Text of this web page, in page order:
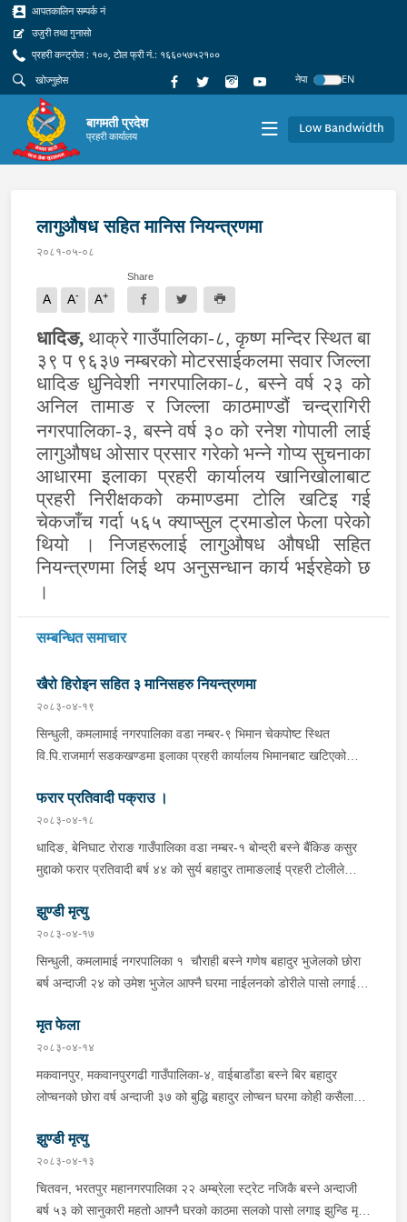
आपतकालिन सम्पर्क नं
उजुरी तथा गुनासो
प्रहरी कन्ट्रोल : १००, टोल फ्री नं.: १६६०५७५२१००
नेपा
EN
बागमती प्रदेश
प्रहरी कार्यालय Low Bandwidth
लागुऔषध सहित मानिस नियन्त्रणमा
२०८१-०५-०८
A A- A+
Share
धादिङ, थाक्रे गाउँपालिका-८, कृष्ण मन्दिर स्थित बा
३९ प ९६३७ नम्बरको मोटरसाईकलमा सवार जिल्ला
धादिङ धुनिवेशी नगरपालिका-८, बस्ने वर्ष २३ को
अनिल तामाङ र जिल्ला काठमाण्डौं चन्द्रागिरी
नगरपालिका-३, बस्ने वर्ष ३० को रनेश गोपाली लाई
लागुऔषध ओसार प्रसार गरेको भन्ने गोप्य सुचनाका
आधारमा इलाका प्रहरी कार्यालय खानिखोलाबाट
प्रहरी निरीक्षकको कमाण्डमा टोलि खटिइ गई
चेकजाँच गर्दा ५६५ क्याप्सुल ट्रमाडोल फेला परेको
थियो । निजहरूलाई लागुऔषध औषधी सहित
नियन्त्रणमा लिई थप अनुसन्धान कार्य भईरहेको छ
।
सम्बन्धित समाचार
खैरो हिरोइन सहित ३ मानिसहरु नियन्त्रणमा
२०८३-०४-१९
सिन्धुली, कमलामाई नगरपालिका वडा नम्बर-९ भिमान चेकपोष्ट स्थित
वि.पि.राजमार्ग सडकखण्डमा इलाका प्रहरी कार्यालय भिमानबाट खटिएको
बर्दिवासको संयुक्त टोलीले मोरङबाट काठमाण्डौ तर्फ जाँदै गरेको चालक
सिन्धुली कमलामाई नगरपालिका वडा नम्बर- १२ बस्ने बर्ष अन्दाजी-२९ को
चन्द्र बहादुर माझीले चलाएको म.प्र. व०४-००१ ज ००८६ नं. को
यात्रुबाहक E.V. हायसमा सवार जिल्ला सिराह मिर्चैया नगरपालिका-५ बस्ने
ल्याएको तरकारीको बोरा भित्र डब्बामा प्लास्टिकले पोका पारी लुकाई छिपाई
ल्याएको लागु औषध खैरो हिरोइन जस्तो देखिने गिलो पदार्थ ४५.१९० फेला
पारी नियन्त्रणमा लिई सोधपुछ गर्दा पछाडी मोटरसाइकलमा सवार चालक
अभिषेक कुमार साह र सवार राहुल कुमार मण्डलले उक्त सामान दिई पठाएको
भनि खुल्न आएको हुँदा मोटरसाइकल सहित निजहरुलाई नियन्त्रणमा लिई थप
अनुसन्धान कार्य भईरहेको ।
फरार प्रतिवादी पक्राउ ।
२०८३-०४-१८
धादिङ, बेनिघाट रोराङ गाउँपालिका वडा नम्बर-१ बोन्द्री बस्ने बैंकिङ कसुर
मुद्दाको फरार प्रतिवादी बर्ष ४४ को सुर्य बहादुर तामाङलाई प्रहरी टोलीले
झुण्डी मृत्यु
२०८३-०४-१७
सिन्धुली, कमलामाई नगरपालिका १ चौराही बस्ने गणेष बहादुर भुजेलको छोरा
बर्ष अन्दाजी २४ को उमेश भुजेल आफ्नै घरमा नाईलनको डोरीले पासो लगाई
घटनास्थलमा मुचुल्का सहित थप अनुसन्धान कार्य भइरहेको ।
मृत फेला
२०८३-०४-१४
मकवानपुर, मकवानपुरगढी गाउँपालिका-४, वाईबाडाँडा बस्ने बिर बहादुर
लोप्चनको छोरा वर्ष अन्दाजी ३७ को बुद्धि बहादुर लोप्चन घरमा कोही कसैलाई
मिति २०८३।०४।१४ गते सोहि स्थित कुसुमटार खोल्सामा घोप्टो परी मृत
अवस्थामा फेला परेको । यस घटना सम्बन्धमा थप अनुसन्धान कार्य भईरहेको
छ ।
झुण्डी मृत्यु
२०८३-०४-१३
चितवन, भरतपुर महानगरपालिका २२ अम्ब्रेला स्ट्रेट नजिकै बस्ने अन्दाजी
बर्ष ५३ को सानुकारी महतो आफ्नै घरको काठमा सलको पासो लगाइ झुन्डि मृत्यु